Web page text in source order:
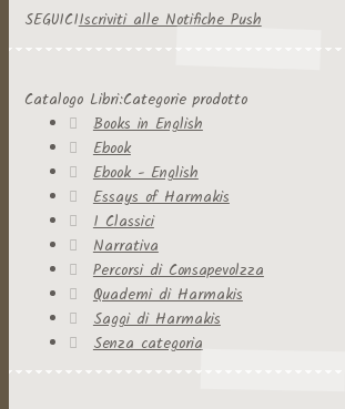
SEGUICIIscriviti alle Notifiche Push
Catalogo Libri:Categorie prodotto
Books in English
Ebook
Ebook - English
Essays of Harmakis
I Classici
Narrativa
Percorsi di Consapevolzza
Quaderni di Harmakis
Saggi di Harmakis
Senza categoria